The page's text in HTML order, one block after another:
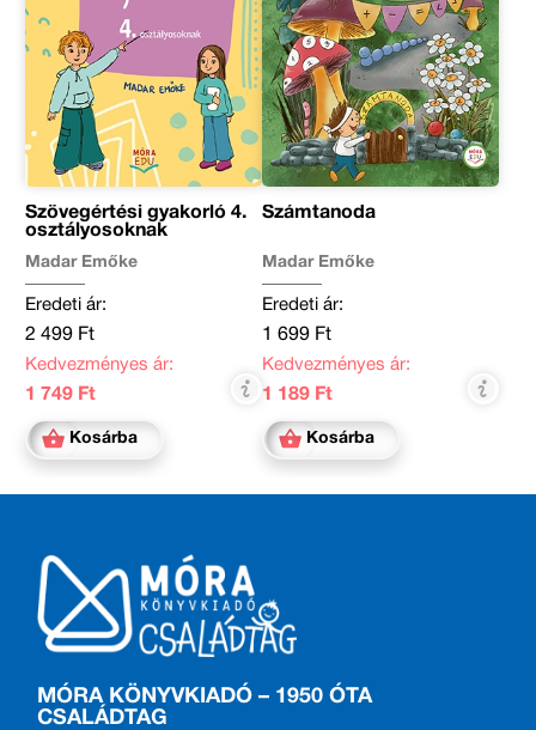
Szövegértési gyakorló 4.
osztályosoknak
Madar Emőke
Eredeti ár:
2 499 Ft
Kedvezményes ár:
1 749 Ft
Kosárba
Számtanoda
Madar Emőke
Eredeti ár:
1 699 Ft
Kedvezményes ár:
1 189 Ft
Kosárba
MÓRA KÖNYVKIADÓ – 1950 ÓTA
CSALÁDTAG